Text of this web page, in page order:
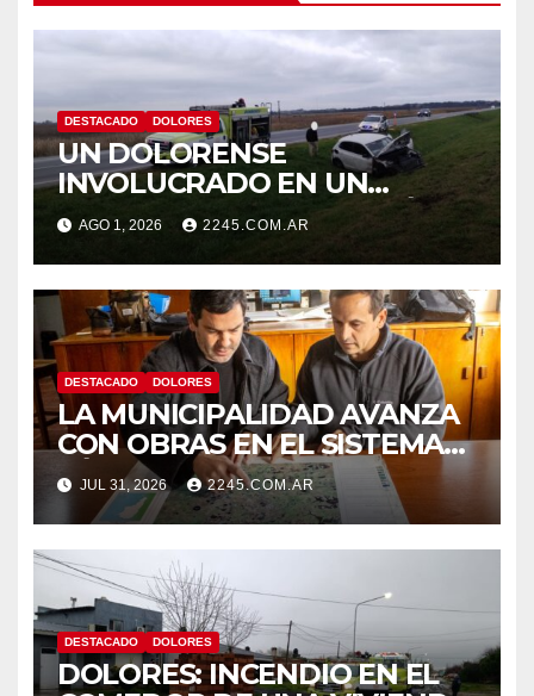
DESTACADO DOLORES
UN DOLORENSE
INVOLUCRADO EN UN
SINIESTRO QUE TERMINÓ
CON DESPISTE Y VUELCO
AGO 1, 2026 2245.COM.AR
DESTACADO DOLORES
LA MUNICIPALIDAD AVANZA
CON OBRAS EN EL SISTEMA
HÍDRICO DE DOLORES
JUL 31, 2026 2245.COM.AR
DESTACADO DOLORES
DOLORES: INCENDIO EN EL